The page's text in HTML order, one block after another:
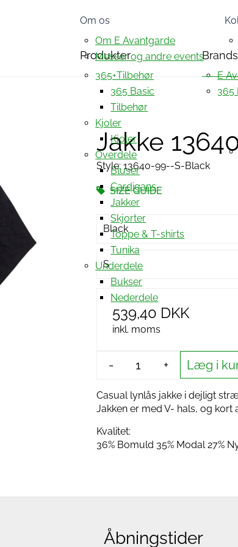
Produkter
365+Tilbehør
365 Basic
Tilbehør
Kjoler
Kjoler
Overdele
Bluser
Cardigans
Jakker
Skjorter
Toppe & T-shirts
Tunika
Underdele
Bukser
Nederdele
Brands
E
365
Om os
Om E Avantgarde
Messer og andre events
Jakke
Style: 13640-99--S-Black
SIZE GUIDE
Black
S
539,40 DKK
inkl. moms
- + Læg i
Casual lynlås jakke i dejligt
Jakken er med V- hals, og kort
Kvalitet:
36% Bomuld 35% Modal 27%
Åbningstider